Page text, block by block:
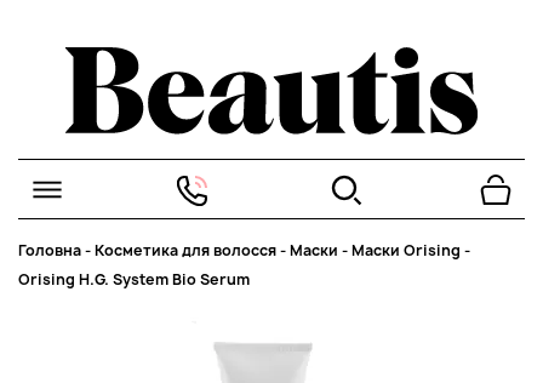
Головна-Косметика для волосся-Маски -Маски Orising -
Orising H.G. System Bio Serum